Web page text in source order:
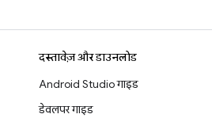
दस्तावेज़ और डाउनलोड
Android Studio गाइड
डेवलपर गाइड